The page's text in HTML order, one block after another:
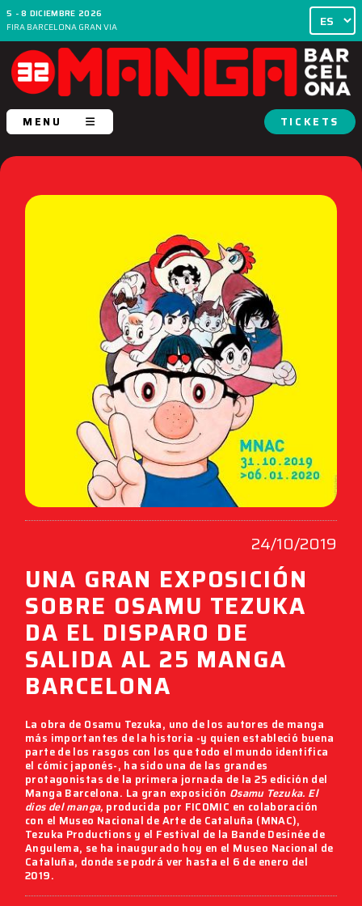
5 - 8 DICIEMBRE 2026
FIRA BARCELONA GRAN VIA
MENU TICKETS
24/10/2019
UNA GRAN EXPOSICIÓN
SOBRE OSAMU TEZUKA
DA EL DISPARO DE
SALIDA AL 25 MANGA
BARCELONA
La obra de Osamu Tezuka, uno de los autores de manga
más importantes de la historia -y quien estableció buena
parte de los rasgos con los que todo el mundo identifica
el cómic japonés-, ha sido una de las grandes
protagonistas de la primera jornada de la25 edición del
Manga Barcelona. La gran exposición Osamu Tezuka. El
dios del manga, producida por FICOMIC en colaboración
con el Museo Nacional de Arte de Cataluña (MNAC),
Tezuka Productions y el Festival de la Bande Desinée de
Angulema, se ha inaugurado hoy en el Museo Nacional de
Cataluña, donde se podrá ver hasta el 6 de enero del
2019.